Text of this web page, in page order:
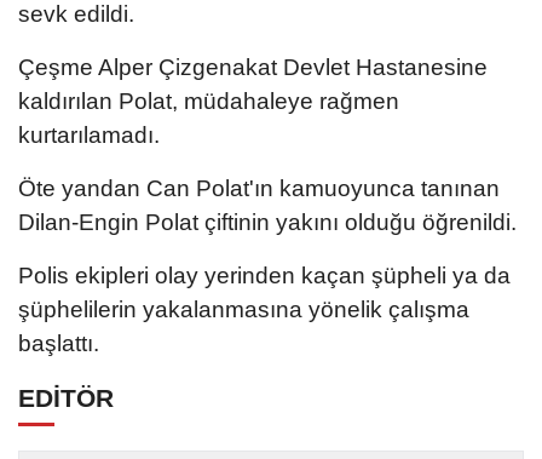
sevk edildi.
Çeşme Alper Çizgenakat Devlet Hastanesine
kaldırılan Polat, müdahaleye rağmen
kurtarılamadı.
Öte yandan Can Polat'ın kamuoyunca tanınan
Dilan-Engin Polat çiftinin yakını olduğu öğrenildi.
Polis ekipleri olay yerinden kaçan şüpheli ya da
şüphelilerin yakalanmasına yönelik çalışma
başlattı.
EDİTÖR